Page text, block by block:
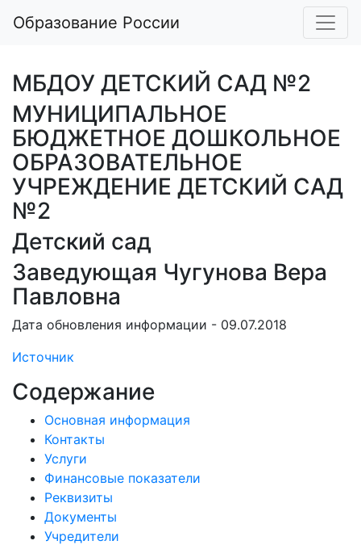
Образование России
МБДОУ ДЕТСКИЙ САД №2
МУНИЦИПАЛЬНОЕ
БЮДЖЕТНОЕ ДОШКОЛЬНОЕ
ОБРАЗОВАТЕЛЬНОЕ
УЧРЕЖДЕНИЕ ДЕТСКИЙ САД
№2
Детский сад
Заведующая Чугунова Вера
Павловна
Дата обновления информации - 09.07.2018
Источник
Содержание
Основная информация
Контакты
Услуги
Финансовые показатели
Реквизиты
Документы
Учредители